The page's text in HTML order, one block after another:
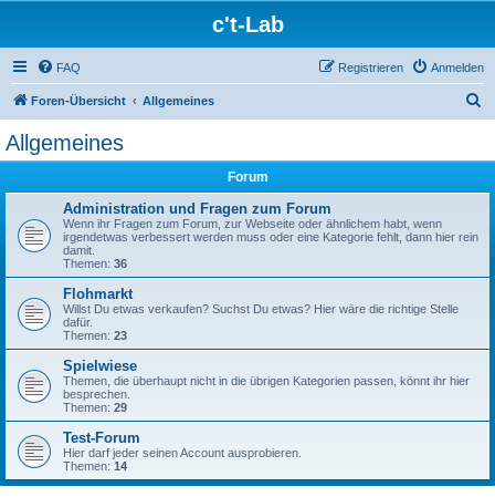
c't-Lab
FAQ Anmelden
Registrieren
Foren-Übersicht Allgemeines
Allgemeines
Forum
Administration und Fragen zum Forum
Wenn ihr Fragen zum Forum, zur Webseite oder ähnlichem habt, wenn
irgendetwas verbessert werden muss oder eine Kategorie fehlt, dann hier rein
damit.
Themen: 36
Flohmarkt
Willst Du etwas verkaufen? Suchst Du etwas? Hier wäre die richtige Stelle
dafür.
Themen: 23
Spielwiese
Themen, die überhaupt nicht in die übrigen Kategorien passen, könnt ihr hier
besprechen.
Themen: 29
Test-Forum
Hier darf jeder seinen Account ausprobieren.
Themen: 14